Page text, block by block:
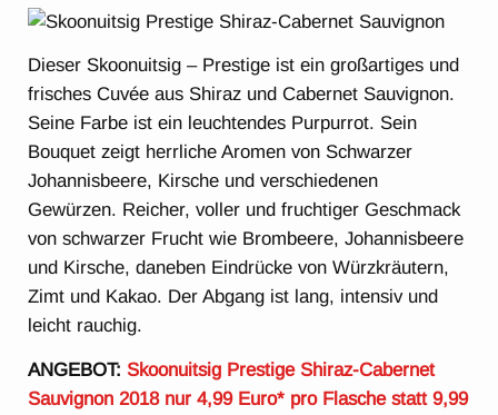
Dieser Skoonuitsig – Prestige ist ein großartiges und
frisches Cuvée aus Shiraz und Cabernet Sauvignon.
Seine Farbe ist ein leuchtendes Purpurrot. Sein
Bouquet zeigt herrliche Aromen von Schwarzer
Johannisbeere, Kirsche und verschiedenen
Gewürzen. Reicher, voller und fruchtiger Geschmack
von schwarzer Frucht wie Brombeere, Johannisbeere
und Kirsche, daneben Eindrücke von Würzkräutern,
Zimt und Kakao. Der Abgang ist lang, intensiv und
leicht rauchig.
ANGEBOT: Skoonuitsig Prestige Shiraz-Cabernet
Sauvignon 2018 nur 4,99 Euro* pro Flasche statt 9,99